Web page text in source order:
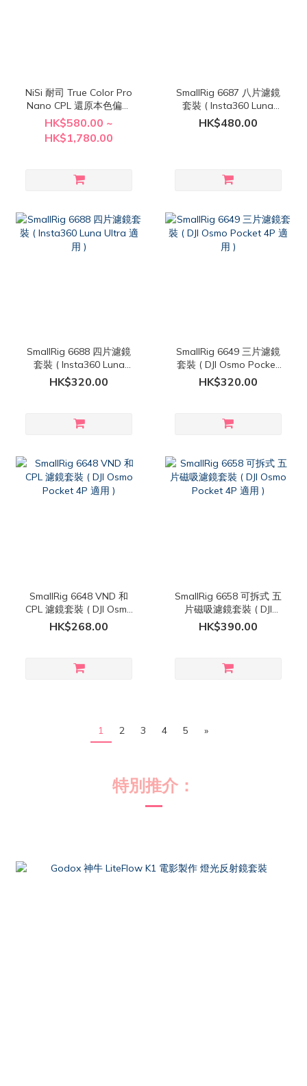
NiSi 耐司 True Color Pro
Nano CPL 還原本色偏光
鏡 ( 黃銅外框 )
HK$580.00 ~
HK$1,780.00
SmallRig 6687 八片濾鏡
套裝 ( Insta360 Luna
Ultra 適用 )
HK$480.00
SmallRig 6688 四片濾鏡
套裝 ( Insta360 Luna
Ultra 適用 )
HK$320.00
SmallRig 6649 三片濾鏡
套裝 ( DJI Osmo Pocket
4P 適用 )
HK$320.00
SmallRig 6648 VND 和
CPL 濾鏡套裝 ( DJI Osmo
Pocket 4P 適用 )
HK$268.00
SmallRig 6658 可拆式 五
片磁吸濾鏡套裝 ( DJI
Osmo Pocket 4P 適用 )
HK$390.00
1 2 3 4 5 »
特別推介 ：